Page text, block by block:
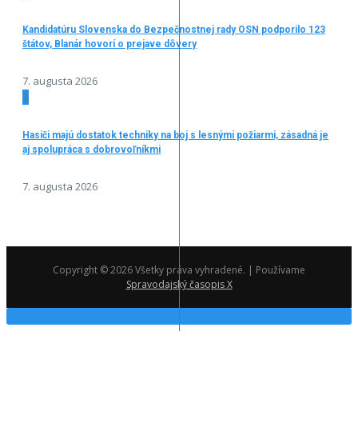
Kandidatúru Slovenska do Bezpečnostnej rady OSN podporilo 123
štátov, Blanár hovorí o prejave dôvery
7. augusta 2026
3
Hasiči majú dostatok techniky na boj s lesnými požiarmi, zásadná je
aj spolupráca s dobrovoľníkmi
7. augusta 2026
Copyright © 2026 Všetky práva vyhradené. | Používame
Spravodajský časopis X